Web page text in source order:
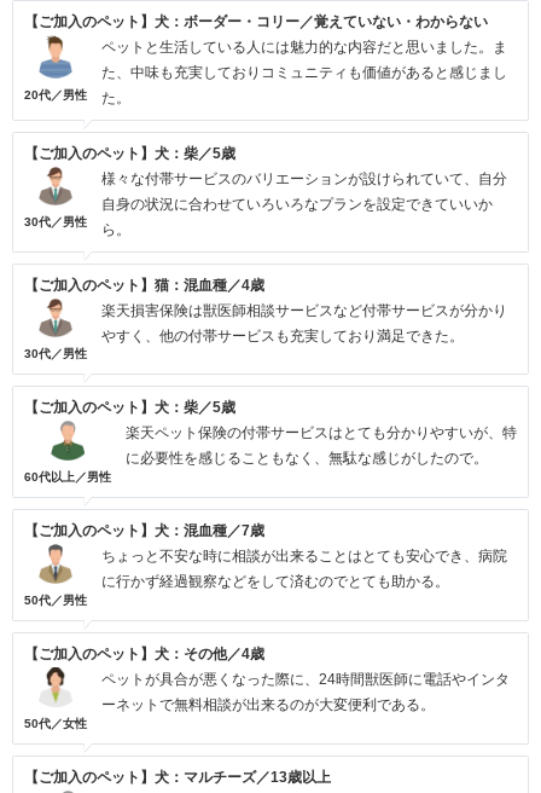
【ご加入のペット】犬：ボーダー・コリー／覚えていない・わからない
20代／男性
ペットと生活している人には魅力的な内容だと思いました。ま
た、中味も充実しておりコミュニティも価値があると感じまし
た。
【ご加入のペット】犬：柴／5歳
30代／男性
様々な付帯サービスのバリエーションが設けられていて、自分
自身の状況に合わせていろいろなプランを設定できていいか
ら。
【ご加入のペット】猫：混血種／4歳
30代／男性
楽天損害保険は獣医師相談サービスなど付帯サービスが分かり
やすく、他の付帯サービスも充実しており満足できた。
【ご加入のペット】犬：柴／5歳
60代以上／男性
楽天ペット保険の付帯サービスはとても分かりやすいが、特
に必要性を感じることもなく、無駄な感じがしたので。
【ご加入のペット】犬：混血種／7歳
50代／男性
ちょっと不安な時に相談が出来ることはとても安心でき、病院
に行かず経過観察などをして済むのでとても助かる。
【ご加入のペット】犬：その他／4歳
50代／女性
ペットが具合が悪くなった際に、24時間獣医師に電話やインタ
ーネットで無料相談が出来るのが大変便利である。
【ご加入のペット】犬：マルチーズ／13歳以上